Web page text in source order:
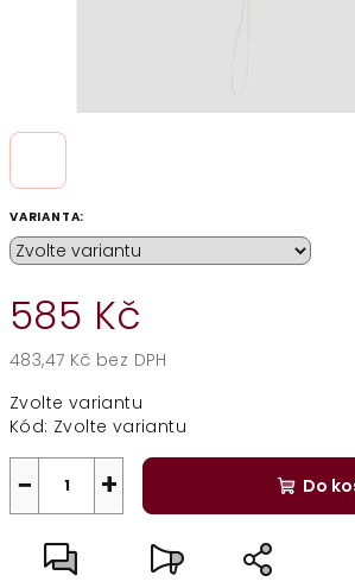
VARIANTA:
585 Kč
483,47 Kč bez DPH
cena:
Zvolte variantu
Kód: Zvolte variantu
+
− Do